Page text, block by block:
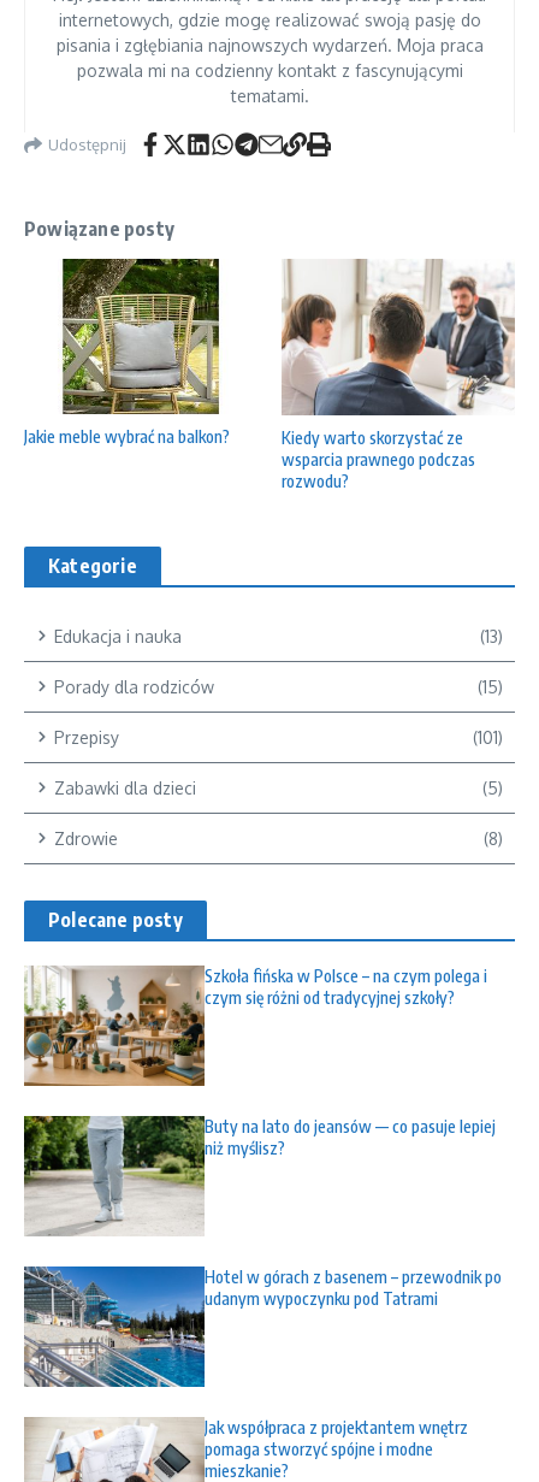
internetowych, gdzie mogę realizować swoją pasję do
pisania i zgłębiania najnowszych wydarzeń. Moja praca
pozwala mi na codzienny kontakt z fascynującymi
tematami.
Udostępnij
Powiązane posty
Jakie meble wybrać na balkon?
Kiedy warto skorzystać ze
wsparcia prawnego podczas
rozwodu?
Kategorie
Edukacja i nauka (13)
Porady dla rodziców (15)
Przepisy (101)
Zabawki dla dzieci (5)
Zdrowie (8)
Polecane posty
Szkoła fińska w Polsce – na czym polega i
czym się różni od tradycyjnej szkoły?
Buty na lato do jeansów — co pasuje lepiej
niż myślisz?
Hotel w górach z basenem – przewodnik po
udanym wypoczynku pod Tatrami
Jak współpraca z projektantem wnętrz
pomaga stworzyć spójne i modne
mieszkanie?